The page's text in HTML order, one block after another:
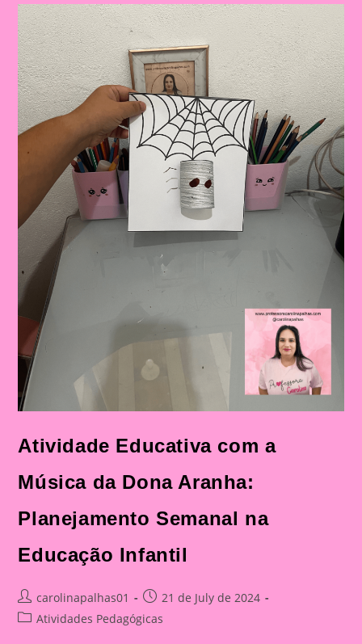
Dona
Aranha:
Explorando
A
Criatividade
E
A
Aprendizagem
Atividade Educativa com a
Música da Dona Aranha:
Planejamento Semanal na
Educação Infantil
Post
author:
carolinapalhas01
Post
published:
21 de July de 2024
PostAtividades Pedagógicas